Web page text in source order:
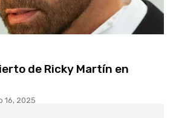
de Ricky Martín en
16, 2025